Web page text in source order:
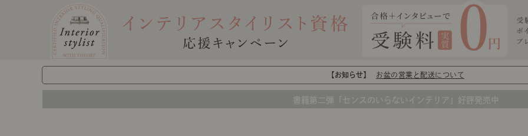
【お知らせ】 お盆の営業と配送について
書籍第二弾「センスのいらないインテリア」好評発売中